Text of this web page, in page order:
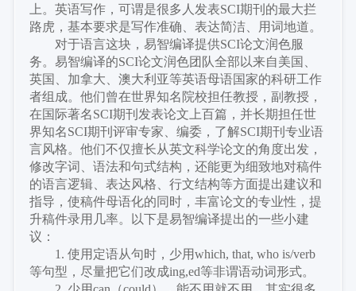
上。英语写作，可谓是很多人发表SCI期刊的最大拦
路虎，基本要求是写作准确、表达简洁、用词地道。
对于语言这块，易智编译提供SCI论文润色服
务。 易智编译的SCI论文润色团队全部以来自美国、
英国、加拿大、澳大利亚等英语母语国家的科研工作
者组成。他们曾在世界知名院校担任教授，副教授，
在国际著名SCI期刊发表论文上百篇，并长期担任世
界知名SCI期刊评审专家、编委，了解SCI期刊专业语
言风格。他们不仅擅长从英文科学论文的角度出发，
修改字词、语法和句式结构，还能更为细致地对稿件
的语言逻辑、表达风格、行文结构等方面提出建议和
指导，使稿件母语化的同时，丰富论文的专业性，提
升稿件录用几率。
以下是易智编译提出的一些小建
议：
1. 使用定语从句时，少用which, that, who is/verb
等句型，尽量把它们改成ing,ed等非谓语动词形式。